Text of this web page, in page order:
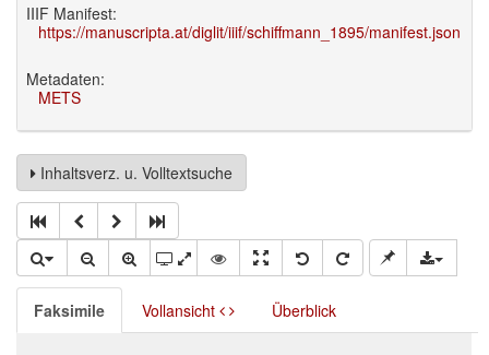
IIIF Manifest:
https://manuscripta.at/diglit/iiif/schiffmann_1895/manifest.json
Metadaten:
METS
Inhaltsverz. u. Volltextsuche
Faksimile Vollansicht Überblick